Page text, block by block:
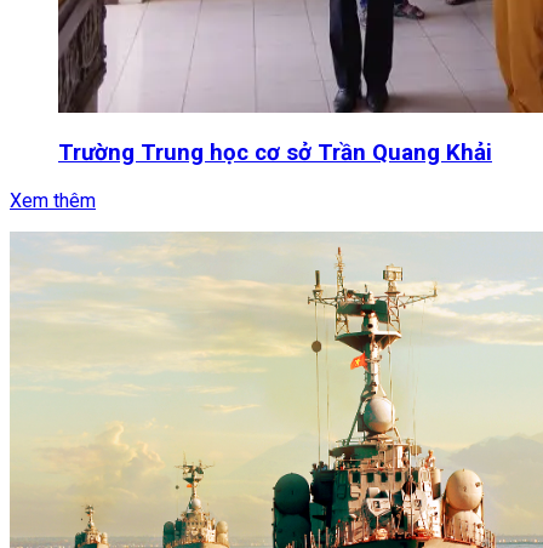
Trường Trung học cơ sở Trần Quang Khải
Xem thêm